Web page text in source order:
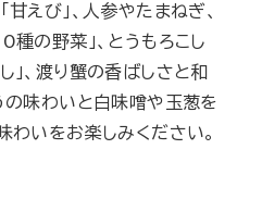
えび」、人参やたまねぎ、
の野菜」、とうもろこし
、渡り蟹の香ばしさと和
の味わいと白味噌や玉葱を
わいをお楽しみください。